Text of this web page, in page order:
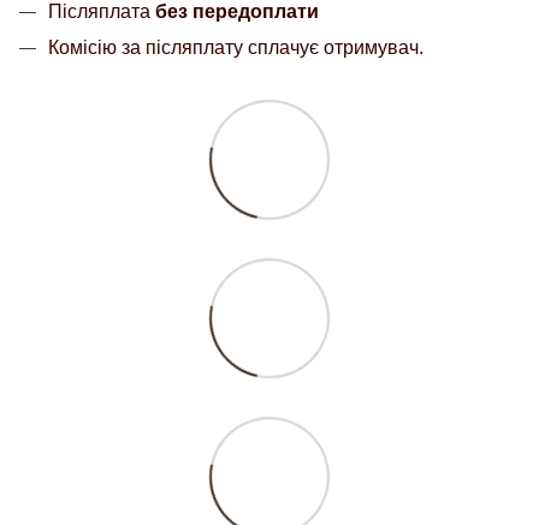
Післяплата без передоплати
Комісію за післяплату сплачує отримувач.